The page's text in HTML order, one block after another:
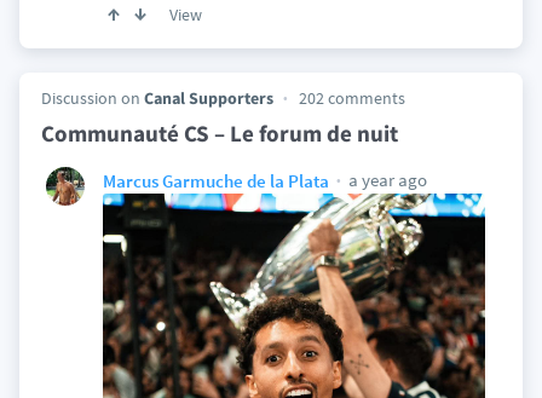
View
Discussion on Canal Supporters 202 comments
Communauté CS – Le forum de nuit
Marcus Garmuche de la Plata a year ago